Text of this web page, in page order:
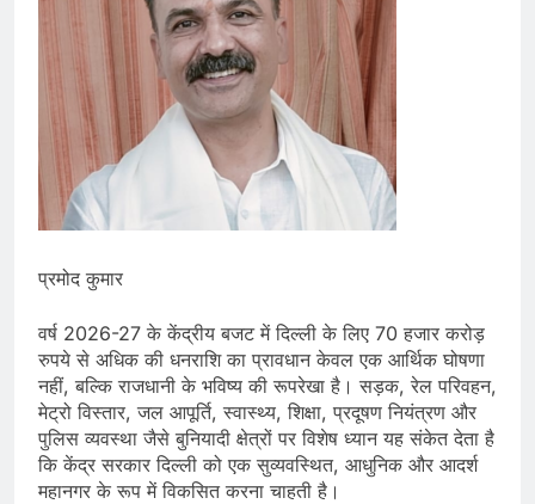
प्रमोद कुमार
वर्ष 2026-27 के केंद्रीय बजट में दिल्ली के लिए 70 हजार करोड़
रुपये से अधिक की धनराशि का प्रावधान केवल एक आर्थिक घोषणा
नहीं, बल्कि राजधानी के भविष्य की रूपरेखा है। सड़क, रेल परिवहन,
मेट्रो विस्तार, जल आपूर्ति, स्वास्थ्य, शिक्षा, प्रदूषण नियंत्रण और
पुलिस व्यवस्था जैसे बुनियादी क्षेत्रों पर विशेष ध्यान यह संकेत देता है
कि केंद्र सरकार दिल्ली को एक सुव्यवस्थित, आधुनिक और आदर्श
महानगर के रूप में विकसित करना चाहती है।